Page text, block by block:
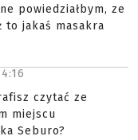
powiedziałbym, ze
to jakaś masakra
czytać ze
miejscu
Seburo?